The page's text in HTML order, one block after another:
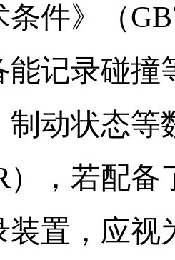
条件》（
能记录碰撞
制动状态等
），若配备
装置，应视